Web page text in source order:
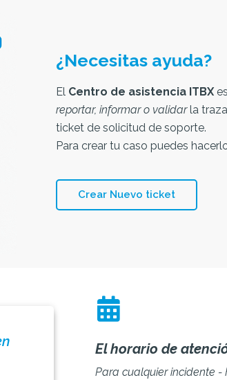
¿Necesitas ayuda?
El Centro de asistencia ITBX
reportar, informar o validarla
ticket de solicitud de soporte.
Para crear tu caso puedes
Crear Nuevo ticket
El horario de
Para cualquier incidente -